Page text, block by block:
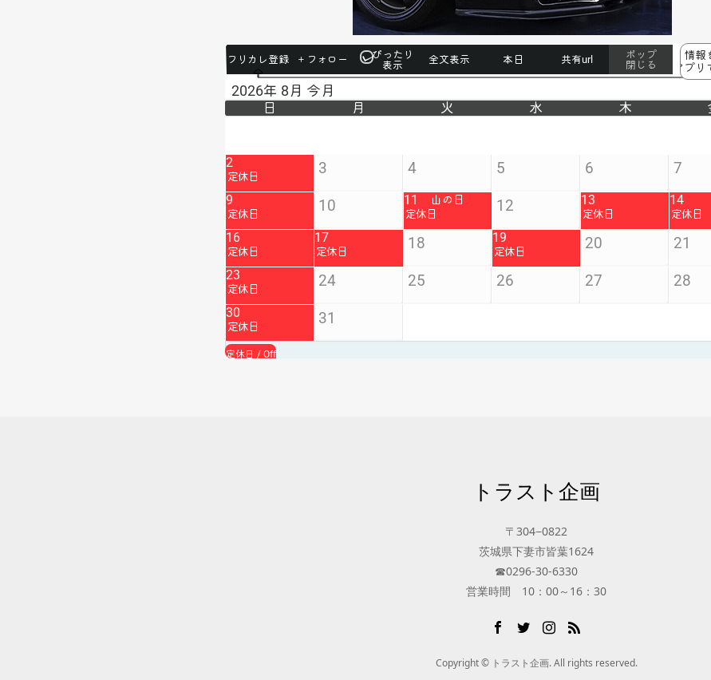
トラスト企画
〒304−0822
茨城県下妻市皆葉1624
☎0296-30-6330
営業時間 10：00～16：30
Copyright © トラスト企画. All rights reserved.